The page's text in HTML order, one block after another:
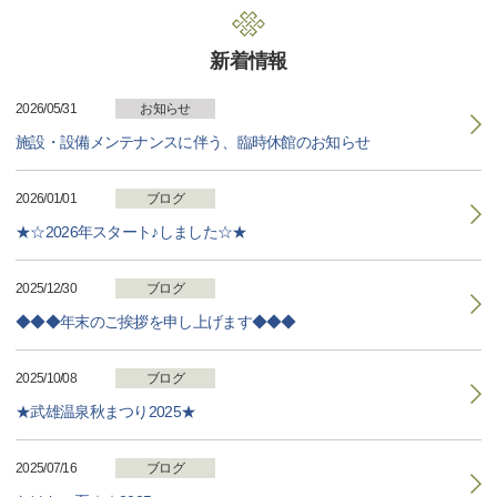
新着情報
2026/05/31 お知らせ
施設・設備メンテナンスに伴う、臨時休館のお知らせ
2026/01/01 ブログ
★☆2026年スタート♪しました☆★
2025/12/30 ブログ
◆◆◆年末のご挨拶を申し上げます◆◆◆
2025/10/08 ブログ
★武雄温泉秋まつり2025★
2025/07/16 ブログ